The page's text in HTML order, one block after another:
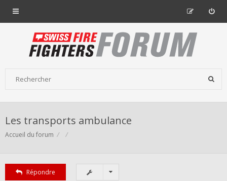
Les transports ambulance
Accueil du forum
Répondre